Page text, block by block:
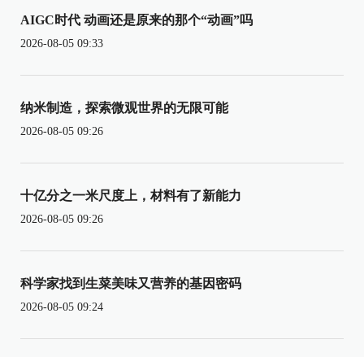
AIGC时代 动画还是原来的那个“动画”吗
2026-08-05 09:33
纳米制造，探索微观世界的无限可能
2026-08-05 09:26
十亿分之一米尺度上，材料有了新能力
2026-08-05 09:26
科学家找到生菜美味又营养的基因密码
2026-08-05 09:24